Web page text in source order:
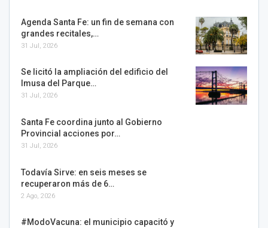
Agenda Santa Fe: un fin de semana con
grandes recitales,…
31 Jul, 2026
Se licitó la ampliación del edificio del
Imusa del Parque…
31 Jul, 2026
Santa Fe coordina junto al Gobierno
Provincial acciones por…
31 Jul, 2026
Todavía Sirve: en seis meses se
recuperaron más de 6…
2 Ago, 2026
#ModoVacuna: el municipio capacitó y